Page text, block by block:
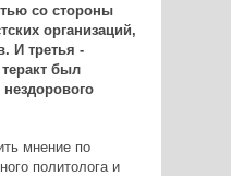
со стороны
организаций,
И третья -
был
мнение по
политолога и